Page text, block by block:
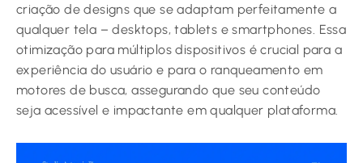
criação de designs que se adaptam perfeitamente a
qualquer tela – desktops, tablets e smartphones. Essa
otimização para múltiplos dispositivos é crucial para a
experiência do usuário e para o ranqueamento em
motores de busca, assegurando que seu conteúdo
seja acessível e impactante em qualquer plataforma.